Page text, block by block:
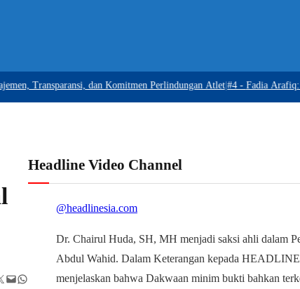
Transparansi, dan Komitmen Perlindungan Atlet|#4 -Fadia Arafiq:
Mail WhatsApp
Headline Video Channel
@headlinesia.com
Dr. Chairul Huda, SH, MH menjadi saksi ahli dalam
Abdul Wahid. Dalam Keterangan kepada
menjelaskan bahwa Dakwaan minim bukti bahkan